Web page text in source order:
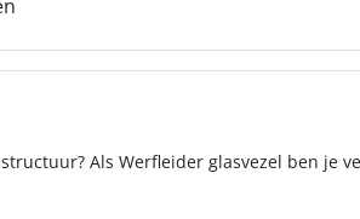
Als Werfleider glasvezel ben je